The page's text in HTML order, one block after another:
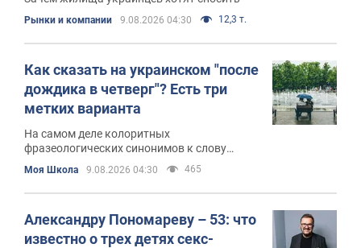
Рынки и компании 9.08.2026 04:30 12,3 т.
Как сказать на украинском "после
дождика в четверг"? Есть три
метких варианта
На самом деле колоритных
фразеологических синонимов к слову
Моя Школа 9.08.2026 04:30 465
Александру Пономареву – 53: что
известно о трех детях секс-